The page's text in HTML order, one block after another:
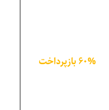
۶۰% بازپرداخت